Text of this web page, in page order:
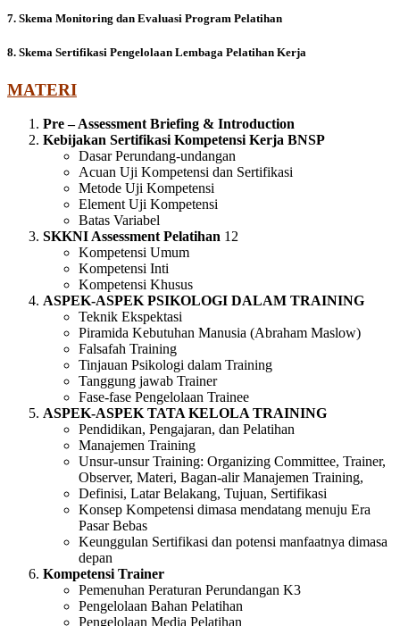
7. Skema Monitoring dan Evaluasi Program Pelatihan
8. Skema Sertifikasi Pengelolaan Lembaga Pelatihan Kerja
MATERI
Pre – Assessment Briefing & Introduction
Kebijakan Sertifikasi Kompetensi Kerja BNSP
Dasar Perundang-undangan
Acuan Uji Kompetensi dan Sertifikasi
Metode Uji Kompetensi
Element Uji Kompetensi
Batas Variabel
SKKNI Assessment Pelatihan 12
Kompetensi Umum
Kompetensi Inti
Kompetensi Khusus
ASPEK-ASPEK PSIKOLOGI DALAM TRAINING
Teknik Ekspektasi
Piramida Kebutuhan Manusia (Abraham Maslow)
Falsafah Training
Tinjauan Psikologi dalam Training
Tanggung jawab Trainer
Fase-fase Pengelolaan Trainee
ASPEK-ASPEK TATA KELOLA TRAINING
Pendidikan, Pengajaran, dan Pelatihan
Manajemen Training
Unsur-unsur Training: Organizing Committee, Trainer,
Observer, Materi, Bagan-alir Manajemen Training,
Definisi, Latar Belakang, Tujuan, Sertifikasi
Konsep Kompetensi dimasa mendatang menuju Era
Pasar Bebas
Keunggulan Sertifikasi dan potensi manfaatnya dimasa
depan
Kompetensi Trainer
Pemenuhan Peraturan Perundangan K3
Pengelolaan Bahan Pelatihan
Pengelolaan Media Pelatihan